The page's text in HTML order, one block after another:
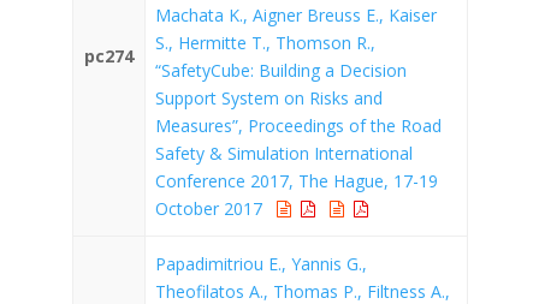
pc274
Machata K., Aigner Breuss E., Kaiser
S., Hermitte T., Thomson R.,
“SafetyCube: Building a Decision
Support System on Risks and
Measures”, Proceedings of the Road
Safety & Simulation International
Conference 2017, The Hague, 17-19
October 2017
Papadimitriou E., Yannis G.,
Theofilatos A., Thomas P., Filtness A.,